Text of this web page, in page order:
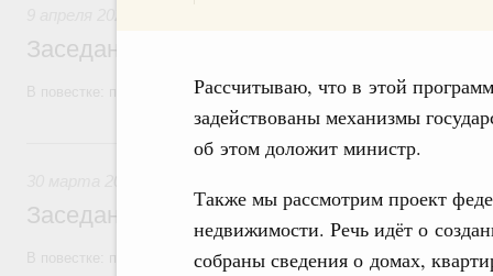
Рассчитываю, что в этой
задействованы механизмы
об этом доложит министр.
Также мы рассмотрим проект
недвижимости. Речь идёт о
собраны сведения о домах,
Заседание Правительства (2026 год,
В повестке: проекты федеральных законов.
30 марта, понедельник
Заседание Правительства (2026 год,
В повестке: проекты федеральных законов, бюджетные